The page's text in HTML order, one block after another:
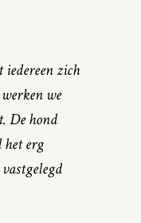
zich
we
De hond
erg